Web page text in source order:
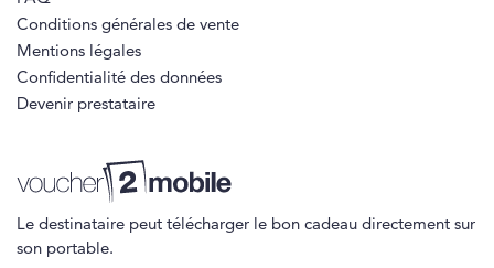
Conditions générales de vente
Mentions légales
Confidentialité des données
Devenir prestataire
Le destinataire peut télécharger le bon cadeau directement sur
son portable.